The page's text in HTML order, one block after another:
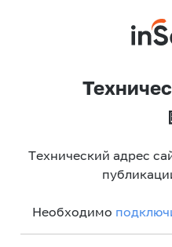
Технический адрес
Необходимо